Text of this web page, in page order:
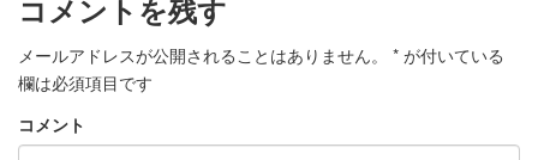
コメントを残す
メールアドレスが公開されることはありません。 * が付いている
欄は必須項目です
コメント